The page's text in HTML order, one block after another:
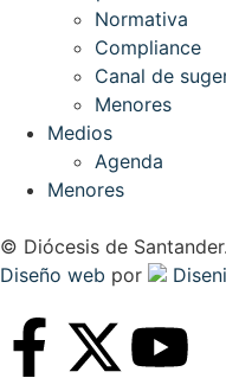
Normativa
Compliance
Canal de
Menores
Medios
Agenda
Menores
© Diócesis de
Diseño web por